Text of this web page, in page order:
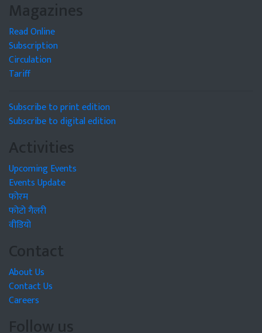
Magazines
Read Online
Subscription
Circulation
Tariff
Subscribe to print edition
Subscribe to digital edition
Activities
Upcoming Events
Events Update
फोरम
फोटो गैलरी
वीडियो
Contact
About Us
Contact Us
Careers
Follow us